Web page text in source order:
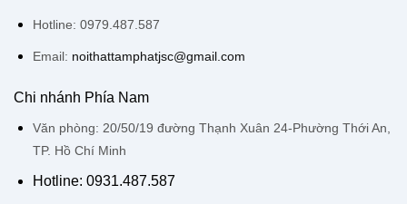
Hotline: 0979.487.587
Email: noithattamphatjsc@gmail.com
Chi nhánh Phía Nam
Văn phòng: 20/50/19 đường Thạnh Xuân 24-Phường Thới An,
TP. Hồ Chí Minh
Hotline: 0931.487.587